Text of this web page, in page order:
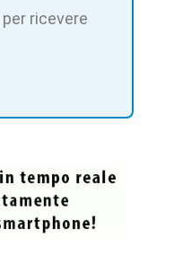
per ricevere